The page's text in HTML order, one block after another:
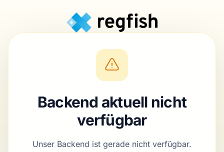
Backend aktuell nicht
verfügbar
Unser Backend ist gerade nicht verfügbar.